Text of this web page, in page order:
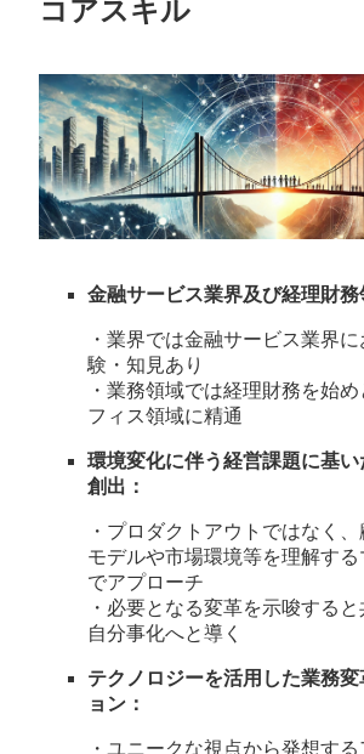
コアスキル
金融サービス業界及び経理財務
・業界では金融サービス業界
験・知見あり
・業務領域では経理財務を始
フィス領域に精通
環境変化に伴う経営課題に基
創出：
・プロダクトアウトではなく
モデルや市場環境等を理解す
でアプローチ
・必要となる変革を示唆する
自分事化へと導く
テクノロジーを活用した業務
ョン：
・ユニークな視点から発想す